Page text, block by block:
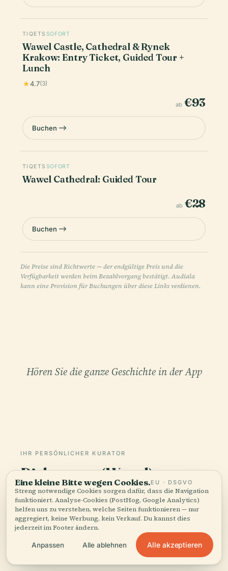
TIQETS SOFORT
Wawel Castle, Cathedral & Rynek
Krakow: Entry Ticket, Guided Tour +
Lunch
4.7(3)
ab €93
Buchen
TIQETS SOFORT
Wawel Cathedral: Guided Tour
ab €28
Buchen
Die Preise sind Richtwerte — der endgültige Preis und die
Verfügbarkeit werden beim Bezahlvorgang bestätigt. Audiala
kann eine Provision für Buchungen über diese Links verdienen.
Hören Sie die ganze Geschichte in der App
IHR PERSÖNLICHER KURATOR
Diebesturm (Wawel), ganz
und gar,
gut erzählt.
Audioguides für 1.100+ Städte in 96 Ländern.
Geschichte, Geschichten und lokales Wissen —
offline verfügbar.
Eine kleine Bitte wegen Cookies.EU · DSGVO
Streng notwendige Cookies sorgen dafür, dass die Navigation
funktioniert. Analyse-Cookies (PostHog, Google Analytics)
helfen uns zu verstehen, welche Seiten funktionieren — nur
aggregiert, keine Werbung, kein Verkauf. Du kannst dies
jederzeit im Footer ändern.
Anpassen Alle ablehnen Alle akzeptieren